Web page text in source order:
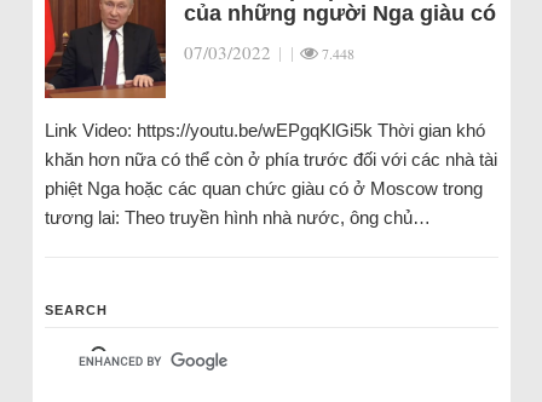
của những người Nga giàu có
07/03/2022 | | 7.448
Link Video: https://youtu.be/wEPgqKlGi5k Thời gian khó
khăn hơn nữa có thể còn ở phía trước đối với các nhà tài
phiệt Nga hoặc các quan chức giàu có ở Moscow trong
tương lai: Theo truyền hình nhà nước, ông chủ…
SEARCH